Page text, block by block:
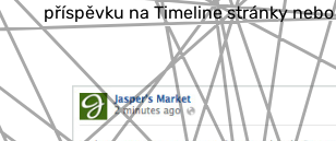
příspěvku na Timeline stránky